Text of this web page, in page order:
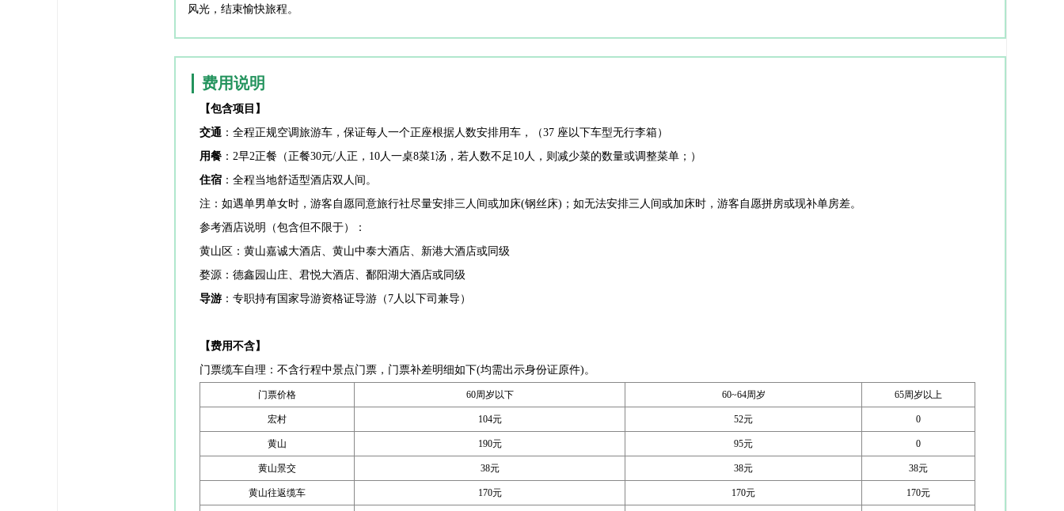
风光，结束愉快旅程。
费用说明
【包含项目】
交通 ： 全程正规空调旅游车，保证每人一个正座根据人数安排用车，（37 座以下车型无行李箱）
用餐 ： 2早2正餐（正餐30元/人正，10人一桌8菜1汤，若人数不足10人，则减少菜的数量或调整菜单；）
住宿 ： 全程当地舒适型酒店双人间。
注：如遇单男单女时，游客自愿同意旅行社尽量安排三人间或加床(钢丝床)；如无法安排三人间或加床时，游客自愿拼房或现补单房差。
参考酒店说明（包含但不限于）：
黄山区：黄山嘉诚大酒店、黄山中泰大酒店、新港大酒店或同级
婺源：德鑫园山庄、君悦大酒店、鄱阳湖大酒店或同级
导游 ： 专职持有国家导游资格证导游（7人以下司兼导）
【费用不含】
门票缆车自理：不含行程中景点门票，门票补差明细如下(均需出示身份证原件)。
门票价格 60周岁以下 60~64周岁 65周岁以上
宏村 104元 52元 0
黄山 190元 95元 0
黄山景交 38元 38元 38元
黄山往返缆车 170元 170元 170元